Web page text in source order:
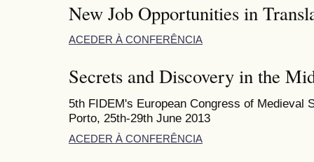
New Job Opportunities in
ACEDER À CONFERÊNCIA
Secrets and Discovery in the
5th FIDEM's European Congress of Medieval
Porto, 25th-29th June 2013
ACEDER À CONFERÊNCIA